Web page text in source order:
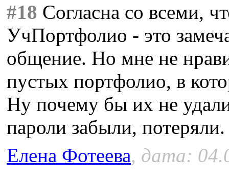
#18 Согласна со всеми,
УчПортфолио - это
общение. Но мне не
пустых портфолио, в
Ну почему бы их не
пароли забыли,
Елена Фотеева, дата: